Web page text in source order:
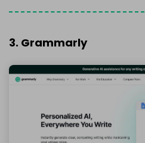
3. Grammarly